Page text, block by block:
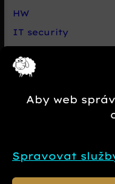
Aby web
Spravovat
HW
IT security
Net
Novinky e-
SW